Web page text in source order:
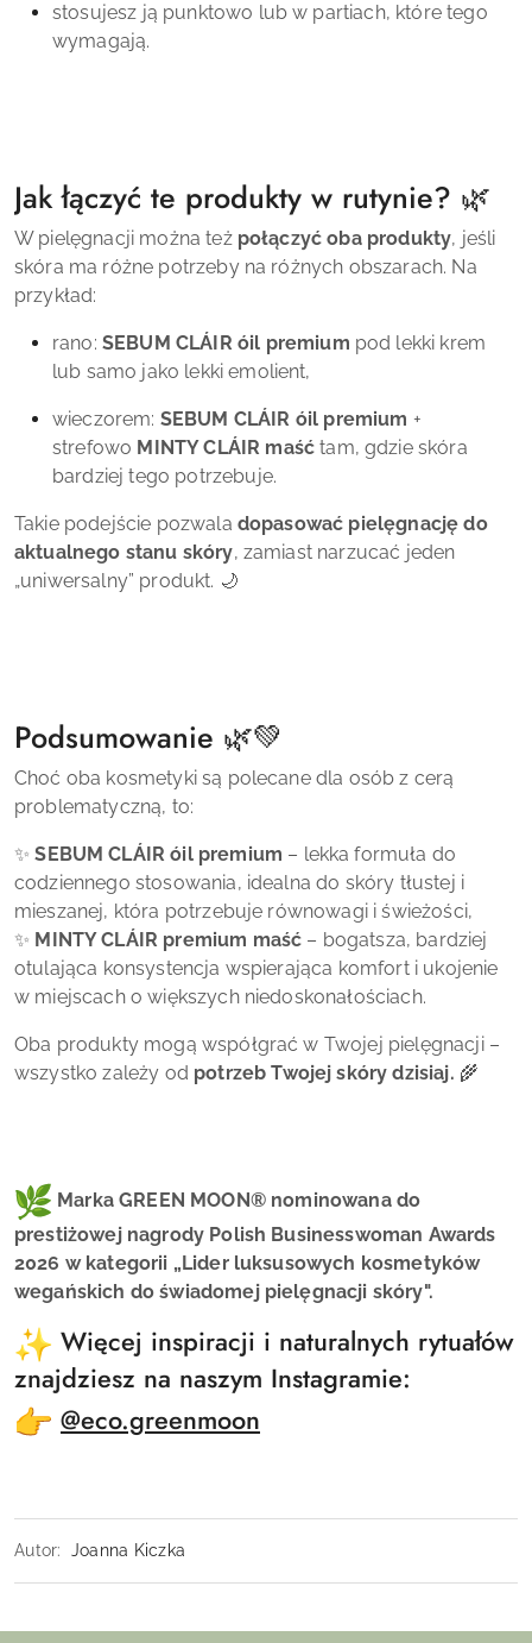
stosujesz ją punktowo lub w partiach, które tego
wymagają.
Jak łączyć te produkty w rutynie? 🌿
W pielęgnacji można też połączyć oba produkty, jeśli
skóra ma różne potrzeby na różnych obszarach. Na
przykład:
rano: SEBUM CLÁIR óil premium pod lekki krem
lub samo jako lekki emolient,
wieczorem: SEBUM CLÁIR óil premium +
strefowo MINTY CLÁIR maść tam, gdzie skóra
bardziej tego potrzebuje.
Takie podejście pozwala dopasować pielęgnację do
aktualnego stanu skóry, zamiast narzucać jeden
„uniwersalny” produkt. 🌙
Podsumowanie 🌿💚
Choć oba kosmetyki są polecane dla osób z cerą
problematyczną, to:
✨ SEBUM CLÁIR óil premium – lekka formuła do
codziennego stosowania, idealna do skóry tłustej i
mieszanej, która potrzebuje równowagi i świeżości,
✨ MINTY CLÁIR premium maść – bogatsza, bardziej
otulająca konsystencja wspierająca komfort i ukojenie
w miejscach o większych niedoskonałościach.
Oba produkty mogą współgrać w Twojej pielęgnacji –
wszystko zależy od potrzeb Twojej skóry dzisiaj. 🌾
MarkaGREEN MOON®nominowana do
prestiżowej nagrody Polish Businesswoman Awards
2026 w kategorii „Lider luksusowych kosmetyków
wegańskich do świadomej pielęgnacji skóry".
Więcej inspiracji i naturalnych rytuałów
znajdziesz na naszym Instagramie:
@eco.greenmoon
Autor: Joanna Kiczka